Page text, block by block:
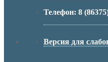
Телефон: 8
Версия для